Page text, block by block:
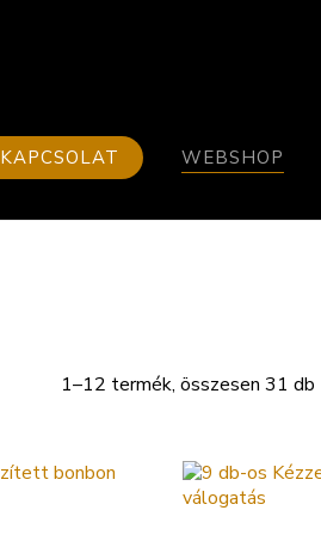
KAPCSOLAT WEBSHOP
1–12 termék, összesen 31 db